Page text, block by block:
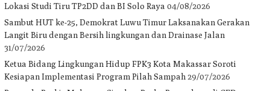
Lokasi Studi Tiru TP2DD dan BI Solo Raya 04/08/2026
Sambut HUT ke-25, Demokrat Luwu Timur Laksanakan Gerakan
Langit Biru dengan Bersih lingkungan dan Drainase Jalan
31/07/2026
Ketua Bidang Lingkungan Hidup FPK3 Kota Makassar Soroti
Kesiapan Implementasi Program Pilah Sampah29/07/2026